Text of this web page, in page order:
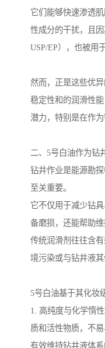
它们能够快速渗透
性成分的干扰，且
USP/EP），也被用
然而，正是这些优
稳定性和的润滑性
潜力，特别是在作为
二、5号白油作为钻
钻井作业是能源勘
至关重要。
它不仅用于减少钻
备磨损，还能帮助
传统润滑剂往往含
境污染或与钻井液其
5号白油基于其化妆
1. 高纯度与化学惰
质和活性物质，不
有效维持钻井液体